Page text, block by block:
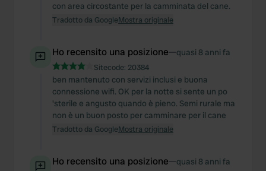
con area circostante per la camminata del cane.
Tradotto da GoogleMostra originale
Ho recensito una posizione—quasi 8 anni fa
Sitecode: 20384
ben mantenuto con servizi inclusi e buona
connessione wifi. OK per la notte si sente un po
'sterile e angusto quando è pieno. Semi rurale ma
non è un buon posto per camminare per il cane
Tradotto da GoogleMostra originale
Ho recensito una posizione—quasi 8 anni fa